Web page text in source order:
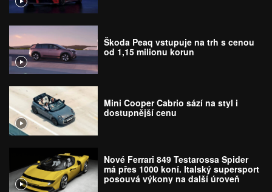
Škoda Peaq vstupuje na trh s cenou
od 1,15 milionu korun
Mini Cooper Cabrio sází na styl i
dostupnější cenu
Nové Ferrari 849 Testarossa Spider
má přes 1000 koní. Italský supersport
posouvá výkony na další úroveň